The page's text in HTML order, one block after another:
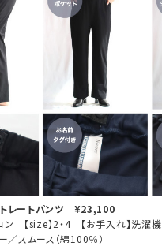
トレートパンツ ¥23,100
ン 【size】2・4 【お手入れ】洗濯機
／スムース（綿100％）